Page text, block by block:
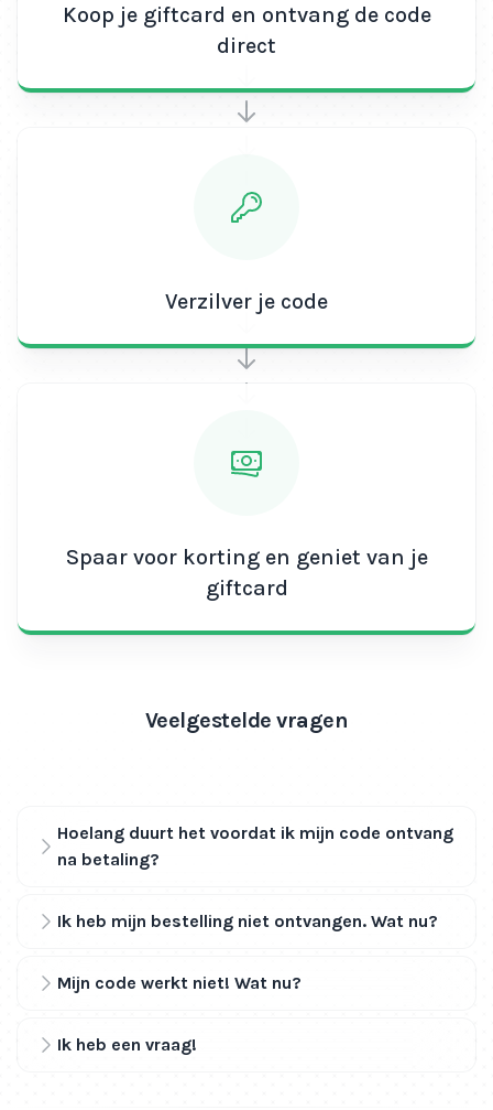
Koop je giftcard en ontvang de code
direct
Verzilver je code
Spaar voor korting en geniet van je
giftcard
Veelgestelde vragen
Hoelang duurt het voordat ik mijn code ontvang
na betaling?
Ik heb mijn bestelling niet ontvangen. Wat nu?
Mijn code werkt niet! Wat nu?
Ik heb een vraag!